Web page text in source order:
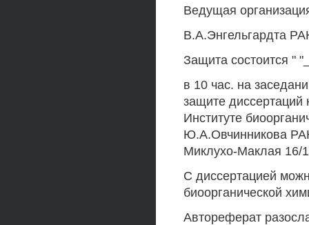
Ведущая
В.А.Энгельгардта
Защита состоится "
в 10 час. на
защите диссертаций
Институте
Ю.А.Овчинникова
Миклухо-Маклая 16/
С диссертацией
биоорганической
Автореферат